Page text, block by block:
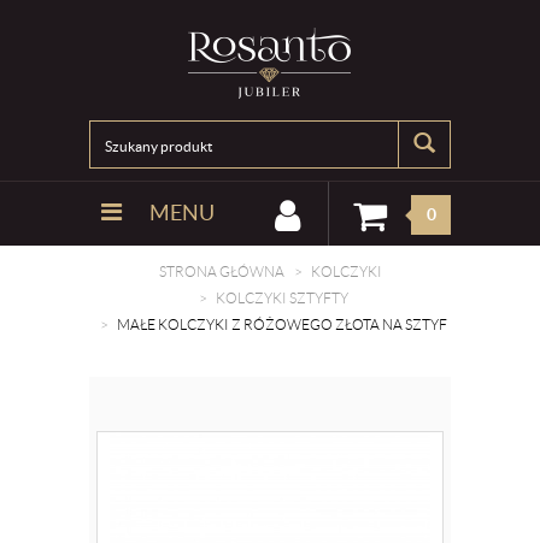
MENU 0
STRONA GŁÓWNA
KOLCZYKI
KOLCZYKI SZTYFTY
MAŁE KOLCZYKI Z RÓŻOWEGO ZŁOTA NA SZTYF